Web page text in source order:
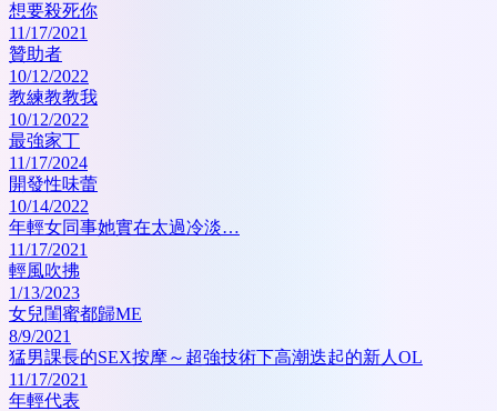
想要殺死你
11/17/2021
贊助者
10/12/2022
教練教教我
10/12/2022
最強家丁
11/17/2024
開發性味蕾
10/14/2022
年輕女同事她實在太過冷淡…
11/17/2021
輕風吹拂
1/13/2023
女兒閨蜜都歸ME
8/9/2021
猛男課長的SEX按摩～超強技術下高潮迭起的新人OL
11/17/2021
年輕代表